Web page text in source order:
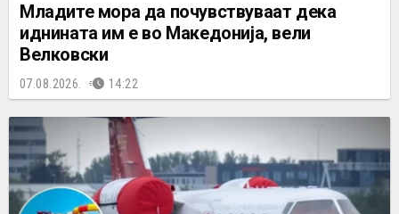
Младите мора да почувствуваат дека
иднината им е во Македонија, вели
Велковски
07.08.2026. 14:22